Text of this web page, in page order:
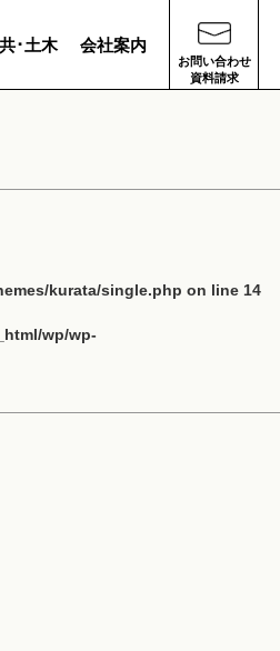
･土木 会社案内
お問い合わせ
資料請求
kurata/single.php on line 14
wp/wp-